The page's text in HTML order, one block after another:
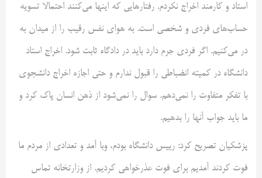
استاد و کارمند اخراج نکردم. رفتارهایی که اینها می‌کنند احتمالا تسویه
حساب‌های فردی و شخصی است. به هوای نفس رقیب را از میدان به
در می‌کنیم. اگر فردی جرم دارد باید در دادگاه ثابت شود. اخراج استاد
دانشگاه در کمیته انضباطی را قبول ندارم و حتی اجازه اخراج دانشجوی
با تفکر متفاوت را نمی‌دهم. سوال را نمی‌شود از ذهن انسان پاک کرد و
ما باید جواب آنها را بدهیم.
پزشکیان تصریح کرد: رییس دانشگاه بودم، وبا آمد و تعدادی از مردم ما
فوت کردند آمدیم برای فوت عذرخواهی کردیم. از وزارتخانه تماس